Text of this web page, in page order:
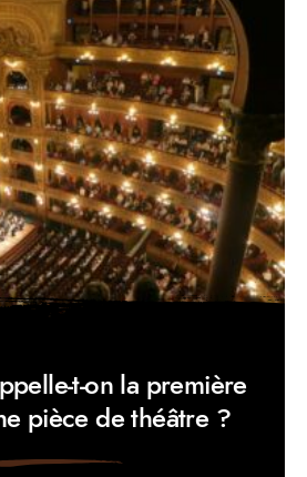
t-on la première
pièce de théâtre ?